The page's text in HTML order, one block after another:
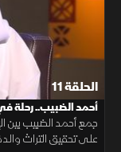
الحلقة 11
أحمد الضبيب.. رحلة
جمع أحمد الضبيب بين
على تحقيق التراث